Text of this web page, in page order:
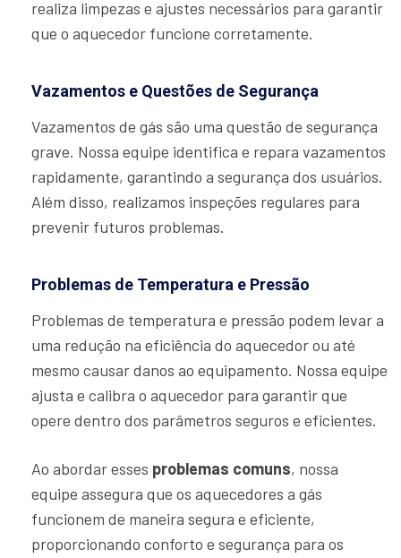
realiza limpezas e ajustes necessários para garantir
que o aquecedor funcione corretamente.
Vazamentos e Questões de Segurança
Vazamentos de gás são uma questão de segurança
grave. Nossa equipe identifica e repara vazamentos
rapidamente, garantindo a segurança dos usuários.
Além disso, realizamos inspeções regulares para
prevenir futuros problemas.
Problemas de Temperatura e Pressão
Problemas de temperatura e pressão podem levar a
uma redução na eficiência do aquecedor ou até
mesmo causar danos ao equipamento. Nossa equipe
ajusta e calibra o aquecedor para garantir que
opere dentro dos parâmetros seguros e eficientes.
Ao abordar esses problemas comuns, nossa
equipe assegura que os aquecedores a gás
funcionem de maneira segura e eficiente,
proporcionando conforto e segurança para os